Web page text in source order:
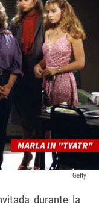
Getty
durante la